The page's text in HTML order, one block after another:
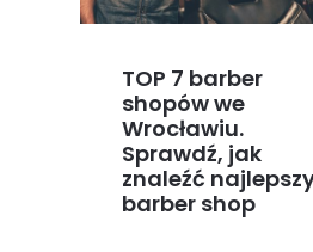
TOP 7 barber
shopów we
Wrocławiu.
Sprawdź, jak
znaleźć
barber shop